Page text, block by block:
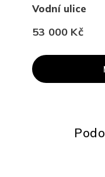
Vodní ulice
53 000 Kč